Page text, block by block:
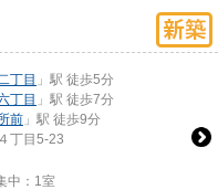
丁目 」駅 徒歩5分
丁目 」駅 徒歩7分
前 」駅 徒歩9分
４丁目5-23
中： 1室